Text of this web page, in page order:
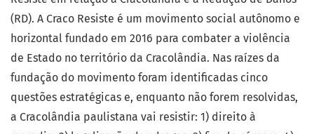
(RD). A Craco Resiste é um movimento social autônomo e
horizontal fundado em 2016 para combater a violência
de Estado no território da Cracolândia. Nas raízes da
fundação do movimento foram identificadas cinco
questões estratégicas e, enquanto não forem resolvidas,
a Cracolândia paulistana vai resistir: 1) direito à